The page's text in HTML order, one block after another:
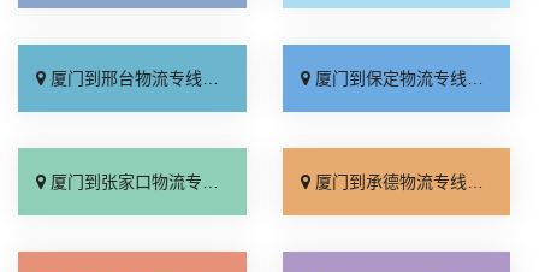
厦门到邢台物流专线_专业靠谱「上门提货」 厦门到保定物流专线_全程直达「高效运输」
厦门到张家口物流专线_全境派送「多久能到」 厦门到承德物流专线_专业调车「合理收费」